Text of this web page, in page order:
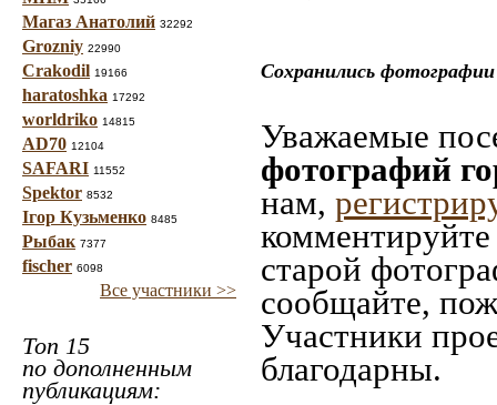
Магаз Анатолий 32292
Grozniy 22990
Crakodil 19166
haratoshka 17292
worldriko 14815
AD70 12104
SAFARI 11552
Spektor 8532
Ігор Кузьменко 8485
Рыбак 7377
fischer 6098
Все участники >>
Топ 15
по дополненным
публикациям:
Сохранились
Уважаемые
фотографий
нам,
старой
сообщайте,
Участники
благодарны.